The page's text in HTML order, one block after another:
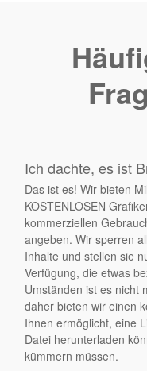
Ich dachte, es ist
Das ist es! Wir bieten
KOSTENLOSEN
kommerziellen
angeben. Wir sperren
Inhalte und stellen sie
Verfügung, die etwas
Umständen ist es nicht
daher bieten wir einen
Ihnen ermöglicht, eine
Datei herunterladen
kümmern müssen.